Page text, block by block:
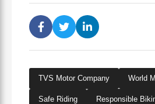
TVS Motor Company World
Safe Riding Responsible